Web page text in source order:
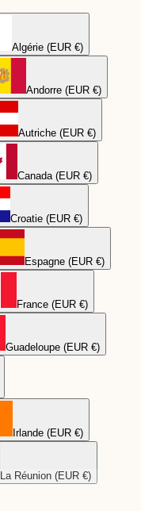
Algérie (EUR €)
Andorre (EUR €)
Autriche (EUR €)
Canada (EUR €)
Croatie (EUR €)
Espagne (EUR €)
France (EUR €)
Guadeloupe (EUR €)
Irlande (EUR €)
La Réunion (EUR €)